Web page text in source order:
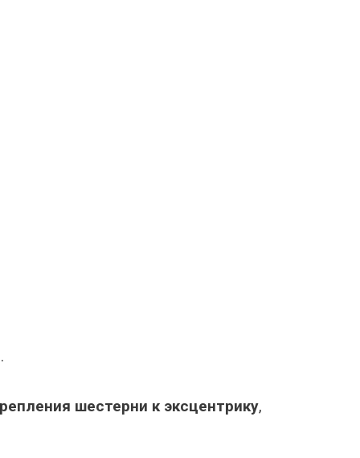
шестерни к эксцентрику,